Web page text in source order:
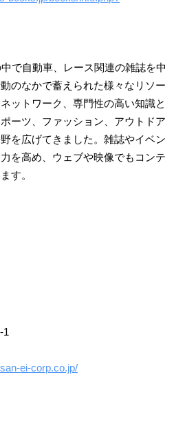
で自動車、レース関連の雑誌を中
のなかで蓄えられた様々なリソー
ットワーク、専門性の高い知識と
ーツ、ファッション、アウトドア
を広げてきました。雑誌やイベン
を高め、ウェブや映像でもコンテ
す。
1
ei-corp.co.jp/